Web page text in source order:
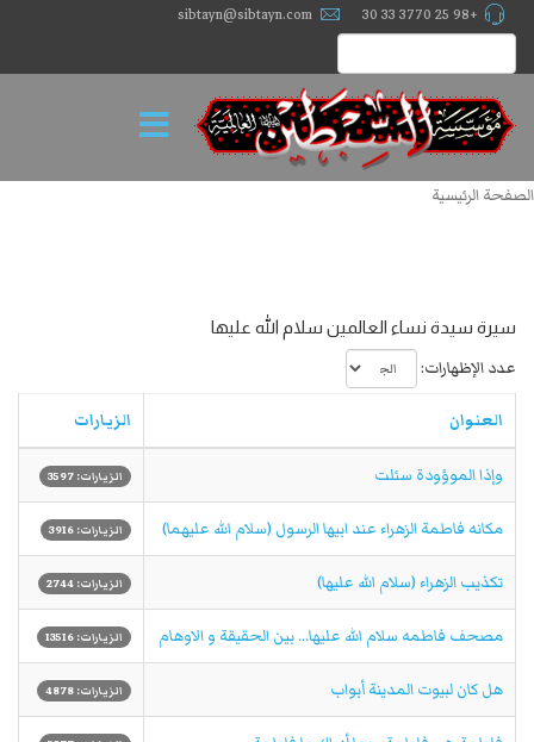
+98 25 3770 33 30
sibtayn@sibtayn.com
الصفحة الرئيسية
سيرة سيدة نساء العالمين سلام الله عليها
عدد الإظهارات:
العنوان الزيارات
وإذا الموؤودة سئلت الزيارات: 3597
مكانه فاطمة الزهراء عند ابيها الرسول (سلام الله علیهما) الزيارات: 3916
تكذيب الزهراء (سلام الله علیها) الزيارات: 2744
مصحف فاطمه سلام الله علیها... بين الحقيقة و الاوهام الزيارات: 13516
هل كان لبيوت المدينة أبواب الزيارات: 4878